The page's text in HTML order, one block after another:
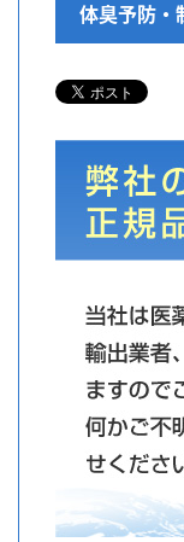
体臭予防・